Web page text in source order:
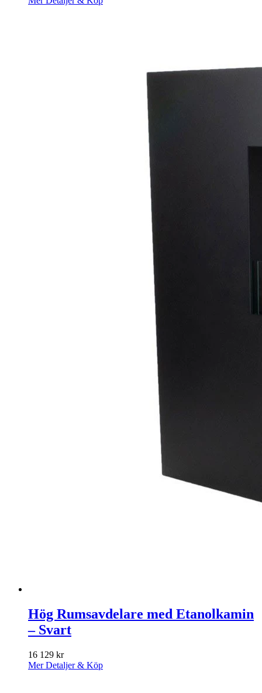
Hög Rumsavdelare med Etanolkamin
– Svart
16 129 kr
Mer Detaljer & Köp